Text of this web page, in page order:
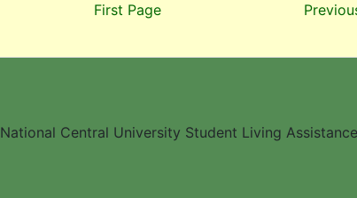
First Page
National Central University Student Living